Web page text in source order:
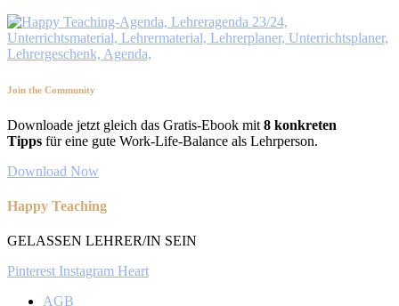
Join the Community
Downloade jetzt gleich das Gratis-Ebook mit 8 konkreten
Tipps für eine gute Work-Life-Balance als Lehrperson.
Download Now
Happy Teaching
GELASSEN LEHRER/IN SEIN
Pinterest Instagram Heart
AGB